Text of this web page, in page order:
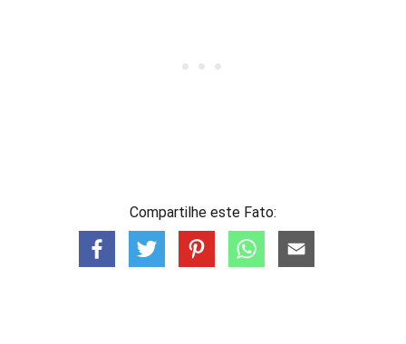
Compartilhe este Fato: